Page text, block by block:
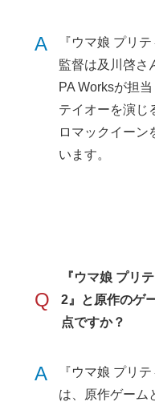
A
『ウマ娘 プリ
監督は及川啓さ
PA Worksが担
テイオーを演じ
ロマックイーン
います。
Q
『ウマ娘 プリ
2』と原作のゲ
点ですか？
A
『ウマ娘 プリ
は、原作ゲーム